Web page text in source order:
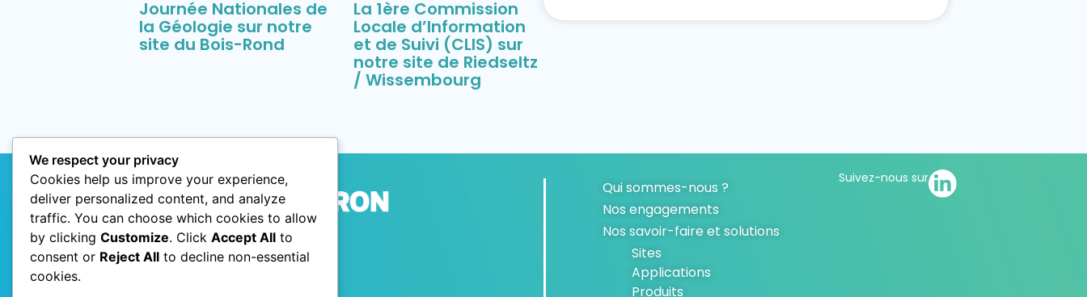
Journée Nationales de
la Géologie sur notre
site du Bois-Rond
La 1ère Commission
Locale d’Information
et de Suivi (CLIS) sur
notre site de Riedseltz
/ Wissembourg
Suivez-nous sur
Qui sommes-nous ?
Nos engagements
Nos savoir-faire et solutions
Sites
Applications
Produits
We respect your privacy
Cookies help us improve your experience,
deliver personalized content, and analyze
traffic. You can choose which cookies to allow
by clicking Customize. Click Accept All to
consent or Reject All to decline non-essential
cookies.